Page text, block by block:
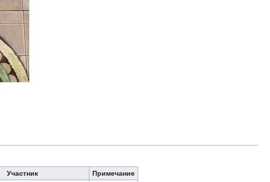
Участник
Примечание